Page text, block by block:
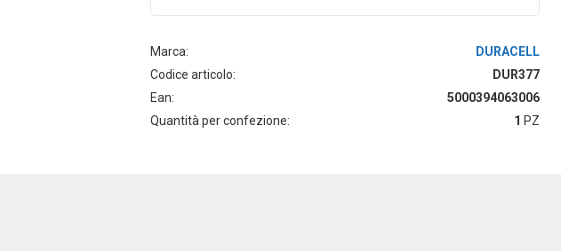
Marca:
DURACELL
Codice articolo:
DUR377
Ean:
5000394063006
Quantità per confezione:
1 PZ